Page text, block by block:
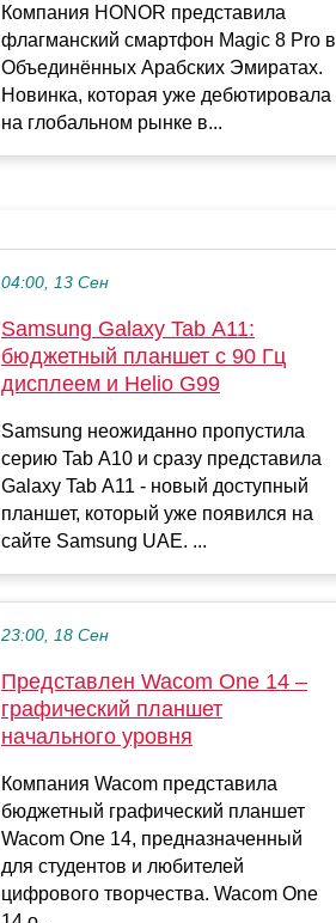
Компания HONOR представила
флагманский смартфон Magic 8 Pro в
Объединённых Арабских Эмиратах.
Новинка, которая уже дебютировала
на глобальном рынке в...
04:00, 13 Сен
Samsung Galaxy Tab A11:
бюджетный планшет с 90 Гц
дисплеем и Helio G99
Samsung неожиданно пропустила
серию Tab A10 и сразу представила
Galaxy Tab A11 - новый доступный
планшет, который уже появился на
сайте Samsung UAE. ...
23:00, 18 Сен
Представлен Wacom One 14 –
графический планшет
начального уровня
Компания Wacom представила
бюджетный графический планшет
Wacom One 14, предназначенный
для студентов и любителей
цифрового творчества. Wacom One